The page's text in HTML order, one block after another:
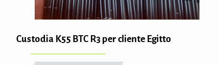
Custodia K55 BTC R3 per cliente Egitto